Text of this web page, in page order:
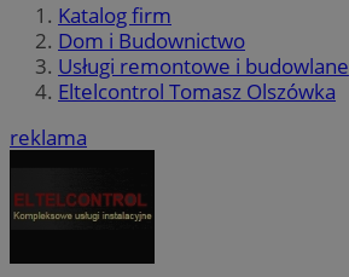
Katalog firm
Dom i Budownictwo
Usługi remontowe i budowlane
Eltelcontrol Tomasz Olszówka
reklama